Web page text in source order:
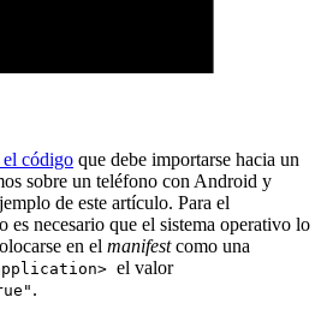
el código que debe importarse hacia un
sobre un teléfono con Android y
de este artículo. Para el
es necesario que el sistema operativo lo
en el manifestcomo una
el valor
.